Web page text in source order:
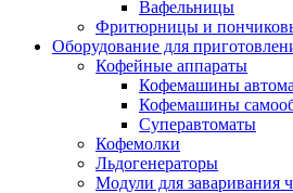
Вафельницы
Фритюрницы и
Оборудование для
Кофейные аппараты
Кофемашины
Кофемашины
Суперавтоматы
Кофемолки
Льдогенераторы
Модули для заваривания